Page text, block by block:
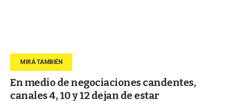
En medio de negociaciones candentes,
canales 4, 10 y 12 dejan de estar